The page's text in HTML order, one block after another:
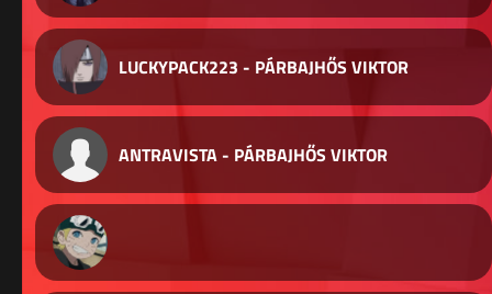
LUCKYPACK223 - PÁRBAJHŐS VIKTOR
ANTRAVISTA - PÁRBAJHŐS VIKTOR